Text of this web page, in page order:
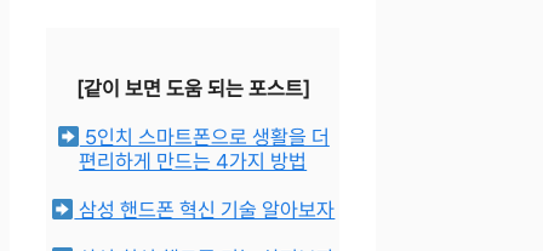
[같이 보면 도움 되는 포스트]
5인치 스마트폰으로 생활을 더
편리하게 만드는 4가지 방법
삼성 핸드폰 혁신 기술 알아보자